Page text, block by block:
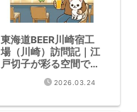
東海道BEER川崎宿工
場（川崎）訪問記｜江
戸切子が彩る空間で受
賞歴のクラフトビール
2026.03.24